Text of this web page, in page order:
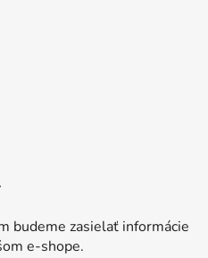
budeme zasielať informácie
e-shope.